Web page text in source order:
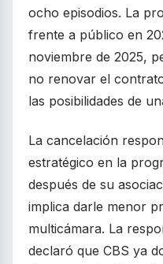
ocho episodios. La
frente a público en
noviembre de 2025,
no renovar el
las posibilidades de
La cancelación
estratégico en la
después de su
implica darle menor
multicámara. La
declaró que CBS ya